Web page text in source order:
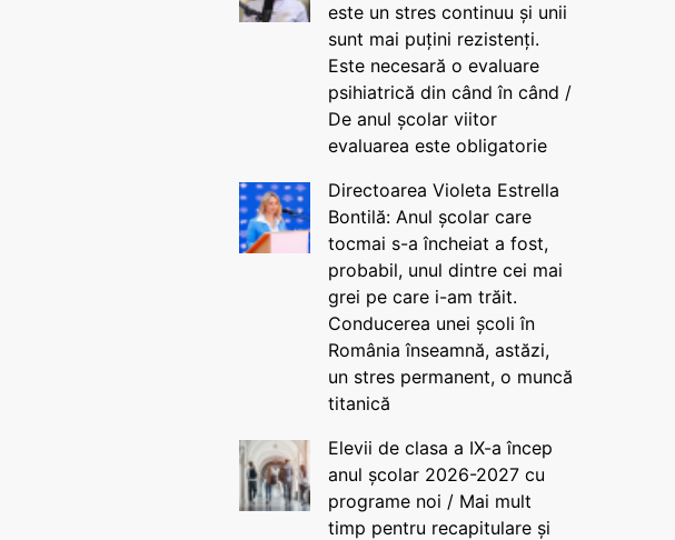
este un stres continuu și unii
sunt mai puțini rezistenți.
Este necesară o evaluare
psihiatrică din când în când /
De anul școlar viitor
evaluarea este obligatorie
Directoarea Violeta Estrella
Bontilă: Anul școlar care
tocmai s-a încheiat a fost,
probabil, unul dintre cei mai
grei pe care i-am trăit.
Conducerea unei școli în
România înseamnă, astăzi,
un stres permanent, o muncă
titanică
Elevii de clasa a IX-a încep
anul școlar 2026-2027 cu
programe noi / Mai mult
timp pentru recapitulare și